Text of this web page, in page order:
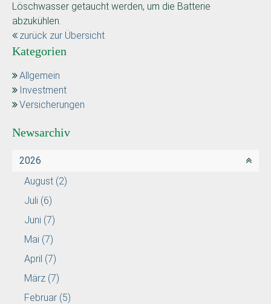
Löschwasser getaucht werden, um die Batterie
abzukühlen.
zurück zur Übersicht
Kategorien
Allgemein
Investment
Versicherungen
Newsarchiv
2026
August (2)
Juli (6)
Juni (7)
Mai (7)
April (7)
März (7)
Februar (5)